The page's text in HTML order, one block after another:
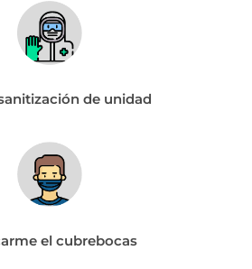
de unidad
el cubrebocas